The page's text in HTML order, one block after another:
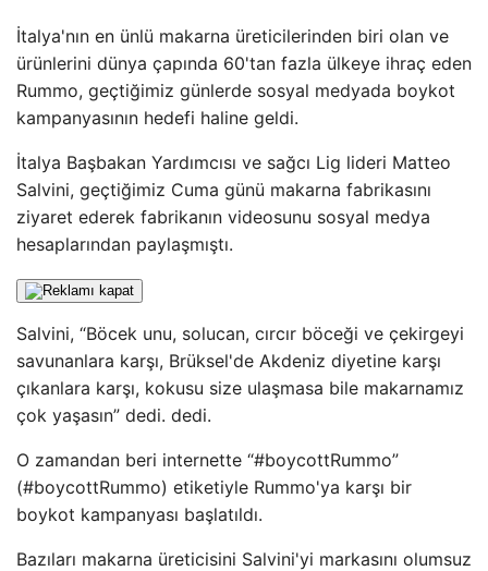
İtalya'nın en ünlü makarna üreticilerinden biri olan ve
ürünlerini dünya çapında 60'tan fazla ülkeye ihraç eden
Rummo, geçtiğimiz günlerde sosyal medyada boykot
kampanyasının hedefi haline geldi.
İtalya Başbakan Yardımcısı ve sağcı Lig lideri Matteo
Salvini, geçtiğimiz Cuma günü makarna fabrikasını
ziyaret ederek fabrikanın videosunu sosyal medya
hesaplarından paylaşmıştı.
Salvini, “Böcek unu, solucan, cırcır böceği ve çekirgeyi
savunanlara karşı, Brüksel'de Akdeniz diyetine karşı
çıkanlara karşı, kokusu size ulaşmasa bile makarnamız
çok yaşasın” dedi. dedi.
O zamandan beri internette “#boycottRummo”
(#boycottRummo) etiketiyle Rummo'ya karşı bir
boykot kampanyası başlatıldı.
Bazıları makarna üreticisini Salvini'yi markasını olumsuz